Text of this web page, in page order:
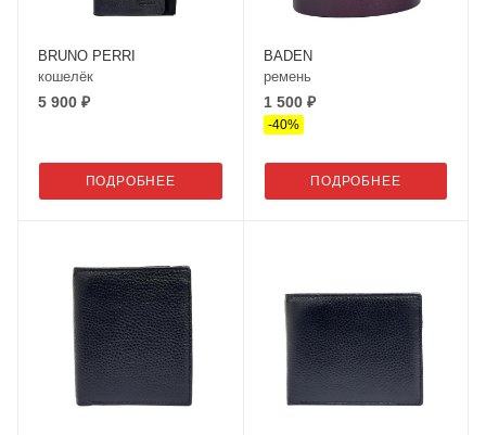
BRUNO PERRI
кошелёк
5 900 ₽
ПОДРОБНЕЕ
BADEN
ремень
1 500 ₽
-40%
ПОДРОБНЕЕ